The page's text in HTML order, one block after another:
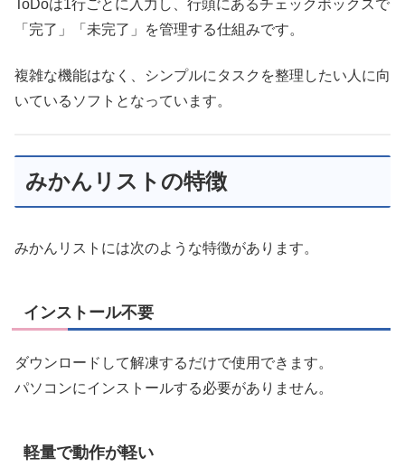
ToDoは1行ごとに入力し、行頭にあるチェックボックスで
「完了」「未完了」を管理する仕組みです。
複雑な機能はなく、シンプルにタスクを整理したい人に向
いているソフトとなっています。
みかんリストの特徴
みかんリストには次のような特徴があります。
インストール不要
ダウンロードして解凍するだけで使用できます。
パソコンにインストールする必要がありません。
軽量で動作が軽い